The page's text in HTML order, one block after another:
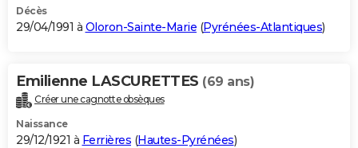
Décès
29/04/1991 à Oloron-Sainte-Marie (Pyrénées-Atlantiques)
Emilienne LASCURETTES (69 ans)
Créer une cagnotte obsèques
Naissance
29/12/1921 à Ferrières (Hautes-Pyrénées)